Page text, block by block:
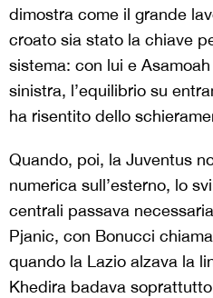
dimostra come il grande
croato sia stato la chiave
sistema: con lui e
sinistra, l’equilibrio su
ha risentito dello
Quando, poi, la Juventus
numerica sull’esterno, lo
centrali passava
Pjanic, con Bonucci
quando la Lazio alzava la
Khedira badava